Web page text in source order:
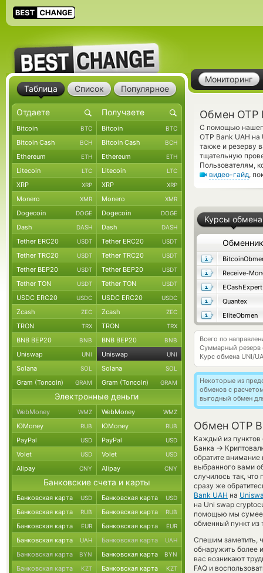
Мониторинг
Обмен OTP
С помощью
OTP Bank UAH
также и резерву
тщательную
Пользователям,
видео-гайд,
Курсы обмена
Обменник
Receive-
ECashExpert
Quantex
EliteObmen
Всего по
Суммарный резерв
Курс обмена UNI/
Некоторые из
обменов с
выгодный обмен
Обмен OTP
Каждый из пунктов
Банка →
обратите
выбранного вами
случилось так,
сразу же
Bank UAH на
на Uni swap
помощью мы
обменный пункт из
Спешим заметить,
обнаружить более
вас возникают
FAQ и
Таблица Список Популярное
Bitcoin BTC Bitcoin BTC
Bitcoin Cash BCH Bitcoin Cash BCH
Ethereum ETH Ethereum ETH
Litecoin LTC Litecoin LTC
XRP XRP XRP XRP
Monero XMR Monero XMR
Dogecoin DOGE Dogecoin DOGE
Dash DASH Dash DASH
Tether ERC20 USDT Tether ERC20 USDT
Tether TRC20 USDT Tether TRC20 USDT
Tether BEP20 USDT Tether BEP20 USDT
Tether TON USDT Tether TON USDT
USDC ERC20 USDC USDC ERC20 USDC
Zcash ZEC Zcash ZEC
TRON TRX TRON TRX
BNB BEP20 BNB BNB BEP20 BNB
Uniswap UNI Uniswap UNI
Solana SOL Solana SOL
Gram (Toncoin) GRAM Gram (Toncoin) GRAM
Электронные деньги
WebMoney WMZ WebMoney WMZ
ЮMoney RUB ЮMoney RUB
PayPal USD PayPal USD
Volet USD Volet USD
Alipay CNY Alipay CNY
Банковские счета и карты
Банковская карта USD Банковская карта USD
Банковская карта RUB Банковская карта RUB
Банковская карта EUR Банковская карта EUR
Банковская карта UAH Банковская карта UAH
Банковская карта BYN Банковская карта BYN
Банковская карта KZT Банковская карта KZT